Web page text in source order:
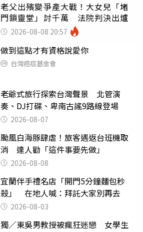
老父出殯變爭產大戰！大女兒「堵
門鎖靈堂」討千萬 法院判決出爐
2026-08-08 20:57
做到這點才有資格說愛你
台灣癌症基金會
老爺式旅行探索台灣聲景 北管演
奏、DJ打碟、卑南古謠9路線登場
2026-08-07
颱風白海豚肆虐！旅客遇返台班機取
消 達人勸「這件事要先做」
2026-08-08
宜蘭伴手禮名店「開門5分鐘麵包秒
殺」 在地人喊：拜託大家別再去
2026-08-03
獨／東吳男教授被瘋狂迷戀 女學生